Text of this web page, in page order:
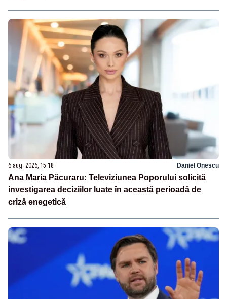
6 aug. 2026, 15:18 Daniel Onescu
Ana Maria Păcuraru: Televiziunea Poporului solicită
investigarea deciziilor luate în această perioadă de
criză enegetică